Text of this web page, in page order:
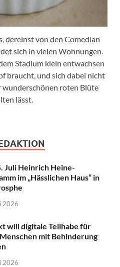
dereinst von den Comedian
sich in vielen Wohnungen.
Stadium klein entwachsen
braucht, und sich dabei nicht
roten Blüte
lässt.
Juli Heinrich Heine-
im „Hässlichen Haus“ in
2026
will digitale Teilhabe für
mit Behinderung
2026